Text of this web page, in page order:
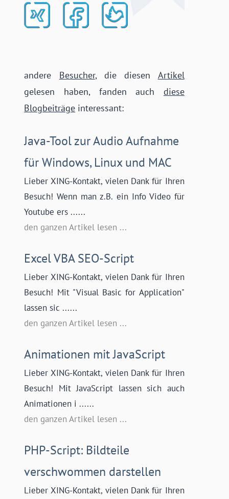
andere Besucher, die diesen Artikel
gelesen haben, fanden auch diese
Blogbeiträge interessant:
Java-Tool zur Audio Aufnahme
für Windows, Linux und MAC
Lieber XING-Kontakt, vielen Dank für Ihren
Besuch! Wenn man z.B. ein Info Video für
Youtube ers ......
den ganzen Artikel lesen ...
Excel VBA SEO-Script
Lieber XING-Kontakt, vielen Dank für Ihren
Besuch! Mit "Visual Basic for Application"
lassen sic ......
den ganzen Artikel lesen ...
Animationen mit JavaScript
Lieber XING-Kontakt, vielen Dank für Ihren
Besuch! Mit JavaScript lassen sich auch
Animationen i ......
den ganzen Artikel lesen ...
PHP-Script: Bildteile
verschwommen darstellen
Lieber XING-Kontakt, vielen Dank für Ihren